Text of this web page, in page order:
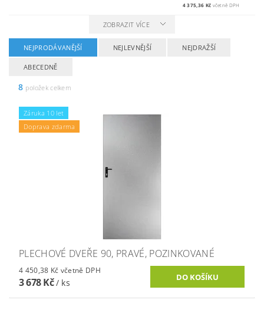
4 375,36 Kč včetně DPH
ZOBRAZIT VÍCE
NEJPRODÁVANĚJŠÍ NEJLEVNĚJŠÍ NEJDRAŽŠÍ
ABECEDNĚ
8 položek celkem
Záruka 10 let
Doprava zdarma
PLECHOVÉ DVEŘE 90, PRAVÉ, POZINKOVANÉ
4 450,38 Kč včetně DPH
3 678 Kč/ ks